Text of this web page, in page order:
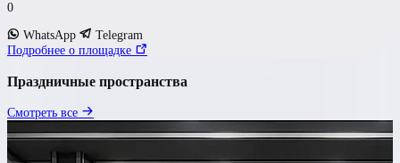
0
WhatsApp
Telegram
Подробнее о площадке
Праздничные пространства
Смотреть все